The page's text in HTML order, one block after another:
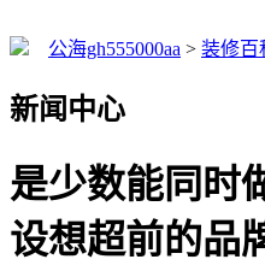
公海gh555000aa > 装修百
新闻中心
是少数能同时
设想超前的品